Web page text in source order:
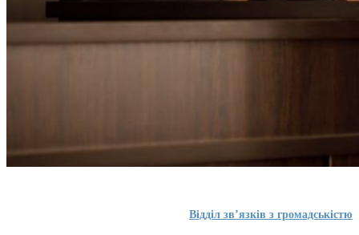
Відділ зв’язків з громадськістю